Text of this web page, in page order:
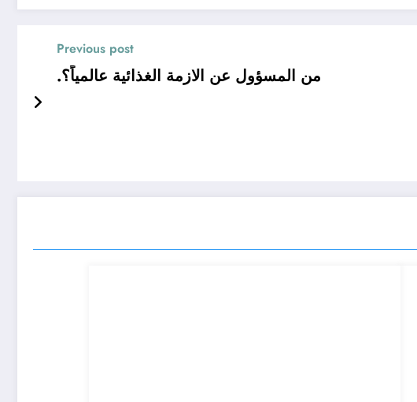
Previous post
من المسؤول عن الازمة الغذائية عالمياً؟.